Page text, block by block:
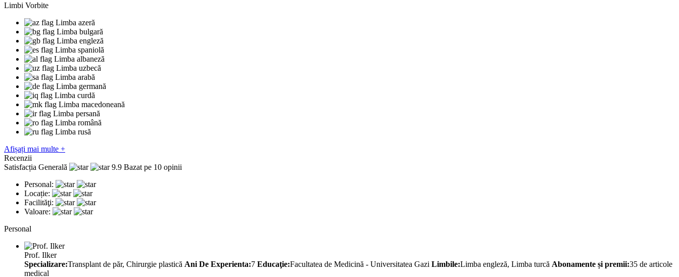
Limbi Vorbite
Limba azeră
Limba bulgară
Limba engleză
Limba spaniolă
Limba albaneză
Limba uzbecă
Limba arabă
Limba germană
Limba curdă
Limba macedoneană
Limba persană
Limba română
Limba rusă
Afișați mai multe +
Recenzii
Satisfacția Generală
9.9 Bazat pe 10 opinii
Personal:
Locație:
Facilităţi:
Valoare:
Personal
Prof. Ilker
Specializare:Transplant de păr, Chirurgie plastică Ani De Experienta:7 Educaţie:Facultatea de Medicină - Universitatea Gazi Limbile:Limba engleză, Limba turcă Abonamente și premii:35 de articole
medical